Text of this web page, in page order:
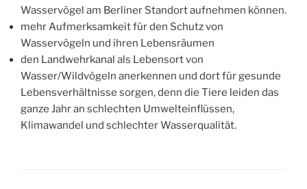
Wasservögel am Berliner Standort aufnehmen können.
mehr Aufmerksamkeit für den Schutz von
Wasservögeln und ihren Lebensräumen
den Landwehrkanal als Lebensort von
Wasser/Wildvögeln anerkennen und dort für gesunde
Lebensverhältnisse sorgen, denn die Tiere leiden das
ganze Jahr an schlechten Umwelteinflüssen,
Klimawandel und schlechter Wasserqualität.